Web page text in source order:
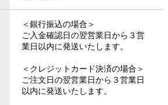
＜銀行振込の場合＞
ご入金確認日の翌営業日から３営
業日以内に発送いたします。
＜クレジットカード決済の場合＞
ご注文日の翌営業日から３営業日
以内に発送いたします。